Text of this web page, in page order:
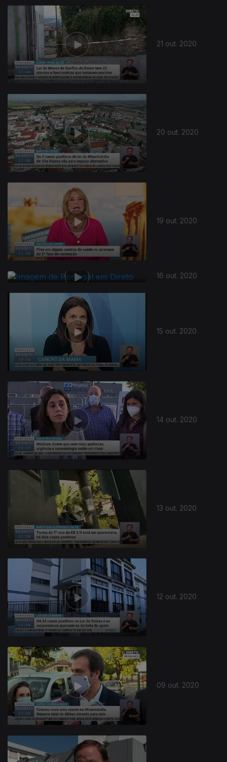
21 out. 2020
20 out. 2020
19 out. 2020
16 out. 2020
15 out. 2020
14 out. 2020
13 out. 2020
12 out. 2020
09 out. 2020
497747